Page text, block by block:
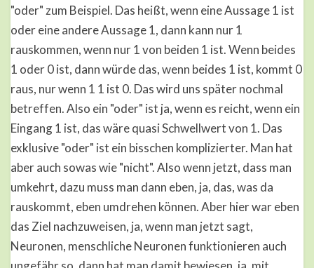
"oder" zum Beispiel. Das heißt, wenn eine Aussage 1 ist
oder eine andere Aussage 1, dann kann nur 1
rauskommen, wenn nur 1 von beiden 1 ist. Wenn beides
1 oder 0 ist, dann würde das, wenn beides 1 ist, kommt 0
raus, nur wenn 1 1 ist 0. Das wird uns später nochmal
betreffen. Also ein "oder" ist ja, wenn es reicht, wenn ein
Eingang 1 ist, das wäre quasi Schwellwert von 1. Das
exklusive "oder" ist ein bisschen komplizierter. Man hat
aber auch sowas wie "nicht". Also wenn jetzt, dass man
umkehrt, dazu muss man dann eben, ja, das, was da
rauskommt, eben umdrehen können. Aber hier war eben
das Ziel nachzuweisen, ja, wenn man jetzt sagt,
Neuronen, menschliche Neuronen funktionieren auch